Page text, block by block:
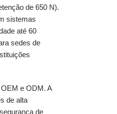
de 650 N).
sistemas
até 60
sedes de
e ODM. A
de alta
de